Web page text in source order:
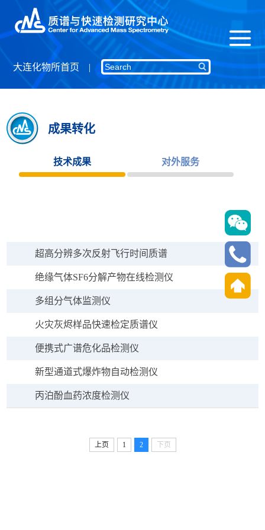
大连化物所首页
成果转化
技术成果 对外服务
超高分辨多次反射飞行时间质谱
绝缘气体SF6分解产物在线检测仪
多组分气体监测仪
火灾灰烬样品快速检定质谱仪
便携式广谱危化品检测仪
新型通道式爆炸物自动检测仪
丙泊酚血药浓度检测仪
上页 1 2 下页